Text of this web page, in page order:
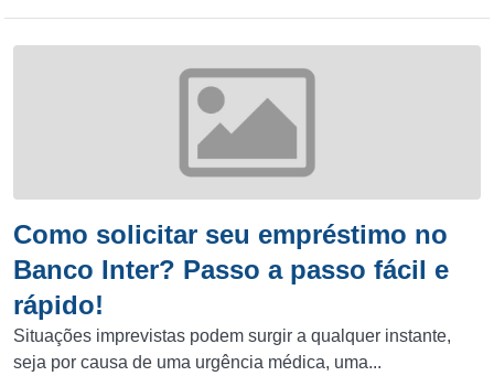
Como solicitar seu empréstimo no
Banco Inter? Passo a passo fácil e
rápido!
Situações imprevistas podem surgir a qualquer instante,
seja por causa de uma urgência médica, uma...